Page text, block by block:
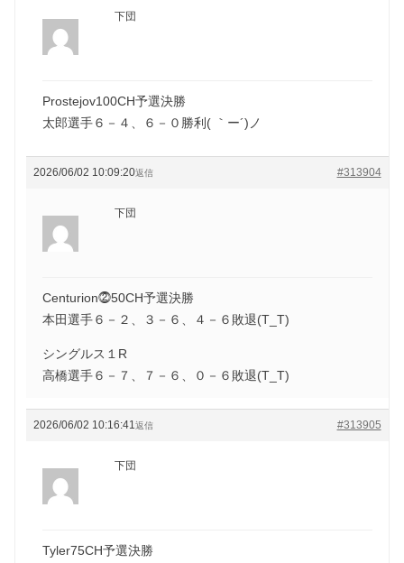
下団
Prostejov100CH予選決勝
太郎選手６－４、６－０勝利( ｀ー´)ノ
2026/06/02 10:09:20 #313904
返信
下団
Centurion⓶50CH予選決勝
本田選手６－２、３－６、４－６敗退(T_T)
シングルス１R
高橋選手６－７、７－６、０－６敗退(T_T)
2026/06/02 10:16:41 #313905
返信
下団
Tyler75CH予選決勝